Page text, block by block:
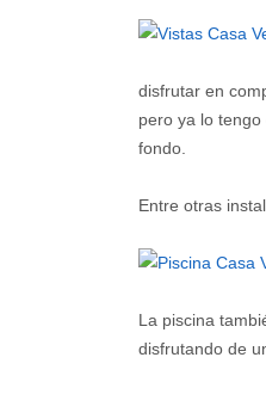
disfrutar en
pero ya lo
fondo.
Entre otras
La piscina
disfrutando de